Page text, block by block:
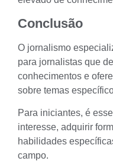
Conclusão
O jornalismo
para jornalistas que
conhecimentos e
sobre temas
Para iniciantes, é
interesse, adquirir
habilidades
campo.